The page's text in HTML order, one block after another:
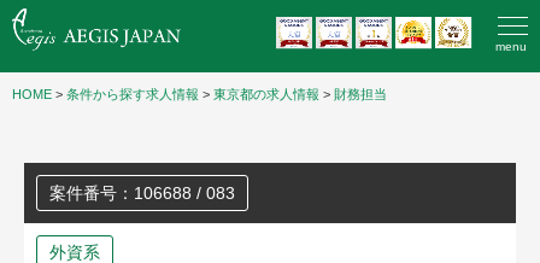
menu
HOME > 条件から探す求人情報 > 東京都の求人情報 > 財務担当
案件番号：106688 / 083
外資系